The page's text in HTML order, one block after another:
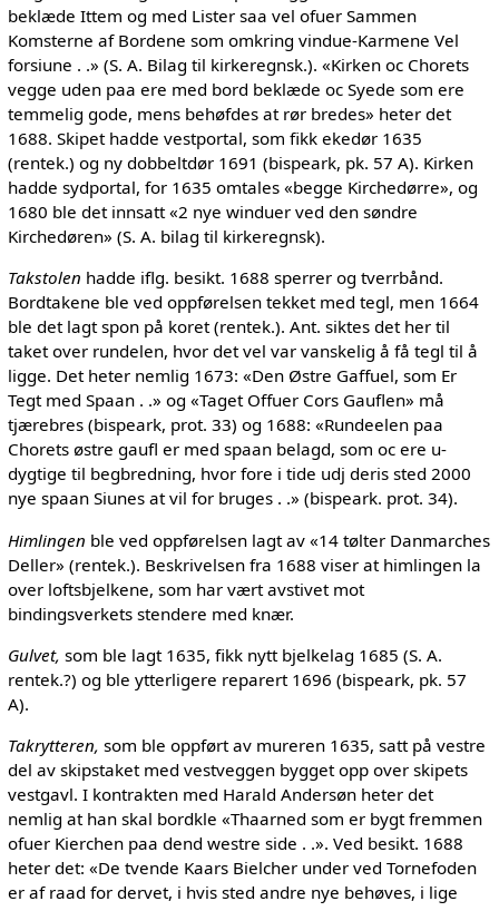
beklæde Ittem og med Lister saa vel ofuer Sammen
Komsterne af Bordene som omkring vindue-Karmene Vel
forsiune . .» (S. A. Bilag til kirkeregnsk.). «Kirken oc Chorets
vegge uden paa ere med bord beklæde oc Syede som ere
temmelig gode, mens behøfdes at rør bredes» heter det
1688. Skipet hadde vestportal, som fikk ekedør 1635
(rentek.) og ny dobbeltdør 1691 (bispeark, pk. 57 A). Kirken
hadde sydportal, for 1635 omtales «begge Kirchedørre», og
1680 ble det innsatt «2 nye winduer ved den søndre
Kirchedøren» (S. A. bilag til kirkeregnsk).
Takstolen hadde iflg. besikt. 1688 sperrer og tverrbånd.
Bordtakene ble ved oppførelsen tekket med tegl, men 1664
ble det lagt spon på koret (rentek.). Ant. siktes det her til
taket over rundelen, hvor det vel var vanskelig å få tegl til å
ligge. Det heter nemlig 1673: «Den Østre Gaffuel, som Er
Tegt med Spaan . .» og «Taget Offuer Cors Gauflen» må
tjærebres (bispeark, prot. 33) og 1688: «Rundeelen paa
Chorets østre gaufl er med spaan belagd, som oc ere u-
dygtige til begbredning, hvor fore i tide udj deris sted 2000
nye spaan Siunes at vil for bruges . .» (bispeark. prot. 34).
Himlingen ble ved oppførelsen lagt av «14 tølter Danmarches
Deller» (rentek.). Beskrivelsen fra 1688 viser at himlingen la
over loftsbjelkene, som har vært avstivet mot
bindingsverkets stendere med knær.
Gulvet, som ble lagt 1635, fikk nytt bjelkelag 1685 (S. A.
rentek.?) og ble ytterligere reparert 1696 (bispeark, pk. 57
A).
Takrytteren, som ble oppført av mureren 1635, satt på vestre
del av skipstaket med vestveggen bygget opp over skipets
vestgavl. I kontrakten med Harald Andersøn heter det
nemlig at han skal bordkle «Thaarned som er bygt fremmen
ofuer Kierchen paa dend westre side . .». Ved besikt. 1688
heter det: «De tvende Kaars Bielcher under ved Tornefoden
er af raad for dervet, i hvis sted andre nye behøves, i lige